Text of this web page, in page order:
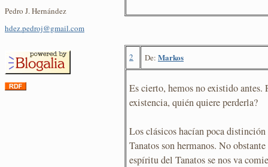
Pedro J. Hernández
hdez.pedroj@gmail.com
2 De: Markos
Es cierto, hemos no existido antes.
existencia, quién quiere perderla?
Los clásicos hacían poca
Tanatos son hermanos. No
espíritu del Tanatos se nos va